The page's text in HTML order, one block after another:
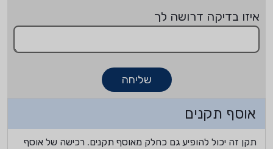
איזו בדיקה דרושה לך
שליחה
אוסף תקנים
תקן זה יכול להופיע גם כחלק מאוסף תקנים. רכישה של אוסף